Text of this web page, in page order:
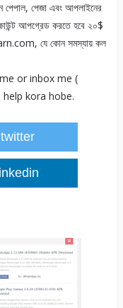
পেপাল, পেজা এবং আপলাইনের
আপগ্রেড করতে হবে ২০$
যে কোন সমস্যায় কল
or inbox me (
kora hobe.
twitter
linkedin